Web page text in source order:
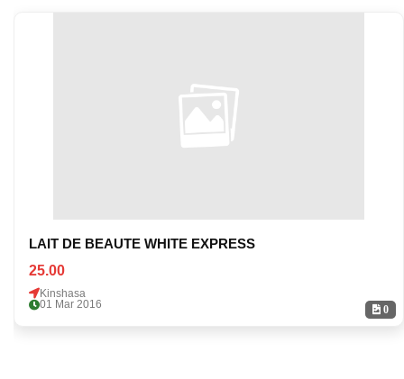
0
LAIT DE BEAUTE WHITE EXPRESS
25.00
Kinshasa
01 Mar 2016